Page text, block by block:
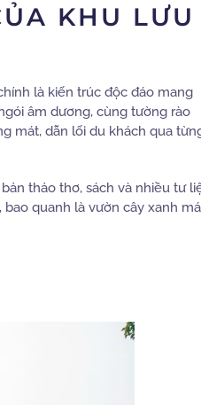
KHU LƯU
là kiến trúc độc đáo mang
âm dương, cùng tường rào
mát, dẫn lối du khách qua
thảo thơ, sách và nhiều tư
quanh là vườn cây xanh